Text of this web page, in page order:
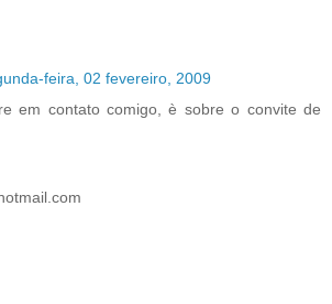
feira, 02 fevereiro, 2009
em contato comigo, è sobre o convite de